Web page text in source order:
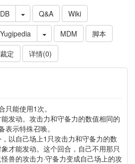
DB Q&A
Wiki
Yugipedia
MDM
脚本
裁定
详情(0)
能使用1次。
发动。攻击力和守备力的数值相同的
示特殊召唤。
以自己场上1只攻击力和守备力的数
才能发动。这个回合，自己不用那只
兽的攻击力·守备力变成自己场上的攻